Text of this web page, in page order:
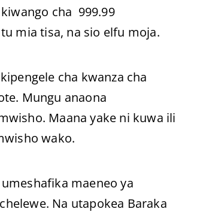
cha 999.99
mia tisa, na sio elfu moja.
cha kwanza cha
Mungu anaona
Maana yake ni kuwa ili
wako.
maeneo ya
Na utapokea Baraka